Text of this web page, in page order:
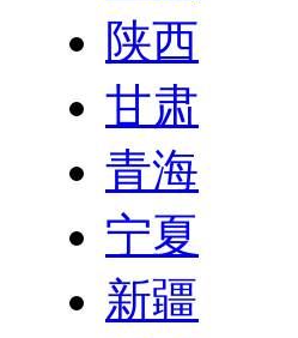
陕西
甘肃
青海
宁夏
新疆